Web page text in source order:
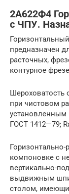
2А622Ф4
с ЧПУ.
предназначен
расточных,
контурное
Шероховатость
при чистовом
установленным
ГОСТ 1412—79;
компоновке с
вертикально-
выдвижным
столом,